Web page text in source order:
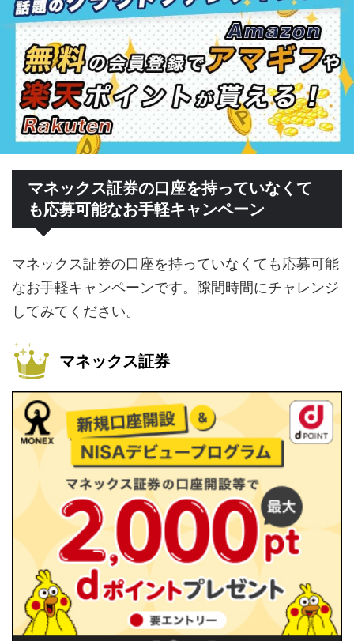
マネックス証券の口座を持っていなくて
も応募可能なお手軽キャンペーン
マネックス証券の口座を持っていなくても応募可能
なお手軽キャンペーンです。隙間時間にチャレンジ
してみてください。
マネックス証券